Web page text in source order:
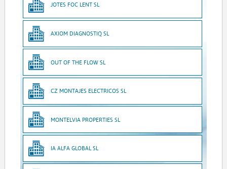
JOTES FOC LENT SL
AXIOM DIAGNOSTIQ SL
OUT OF THE FLOW SL
CZ MONTAJES ELECTRICOS SL
MONTELVIA PROPERTIES SL
IA ALFA GLOBAL SL